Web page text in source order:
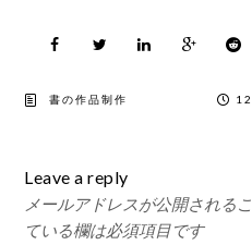
書の作品制作
Leave a reply
メールアドレスが公開される
ている欄は必須項目です